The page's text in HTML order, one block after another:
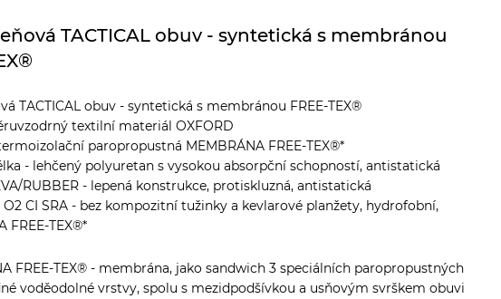
TACTICAL obuv - syntetická s membránou
TACTICAL obuv - syntetická s membránou FREE-TEX®
textilní materiál OXFORD
paropropustná MEMBRÁNA FREE-TEX®*
- lehčený polyuretan s vysokou absorpční schopností, antistatická
RUBBER - lepená konstrukce, protiskluzná, antistatická
CI SRA - bez kompozitní tužinky a kevlarové planžety, hydrofobní,
FREE-TEX®*
FREE-TEX® - membrána, jako sandwich 3 speciálních paropropustných
voděodolné vrstvy, spolu s mezidpodšívkou a usňovým svrškem obuvi